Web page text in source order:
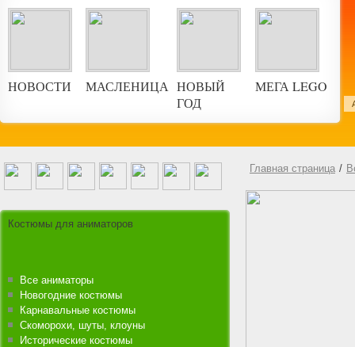
НОВОСТИ МАСЛЕНИЦА НОВЫЙ
ГОД
МЕГА LEGO
Костюмы для аниматоров
Все аниматоры
Новогодние костюмы
Карнавальные костюмы
Скоморохи, шуты, клоуны
Исторические костюмы
Главная страница /